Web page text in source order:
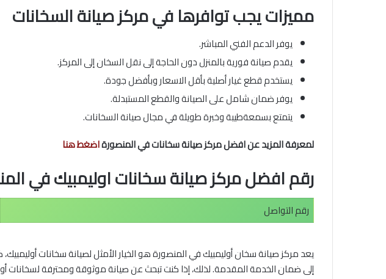
مميزات يجب توافرها في مركز صيانة السخانات
يوفر الدعم الفني المباشر.
يقدم صيانة فورية بالمنزل دون الحاجة إلى نقل السخان إلى المركز.
يستخدم قطع غيار أصلية بأقل الاسعار وبأفضل جودة.
يوفر ضمان شامل على الصيانة والقطع المستبدلة.
يتمتع بسمعةطيبة وخبرة طويلة في مجال صيانة السخانات.
لمعرفة المزيد عن افضل مركز صيانة سخانات في المنصورةاضغط هنا
رقم افضل مركز صيانة سخانات اوليمبيك في
رقم التواصل
يعد مركز صيانة سخان أوليمبيك في المنصورة هو الخيار الأمثل لصيانة سخانات
إلى ضمان الخدمة المقدمة. لذلك، إذا كنت تبحث عن صيانة موثوقة ومحترفة لسخانات